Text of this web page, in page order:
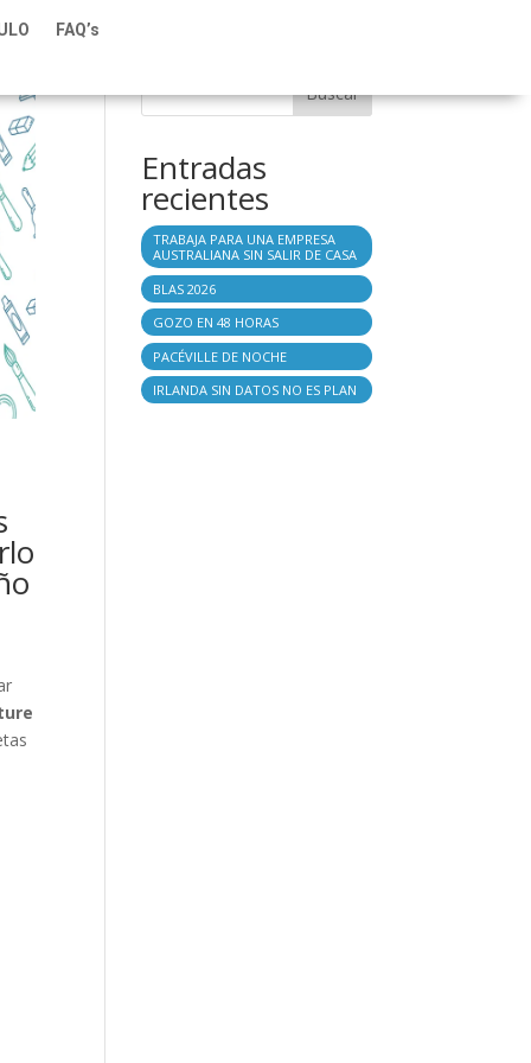
FAQ’s
Buscar
Entradas
recientes
TRABAJA PARA UNA EMPRESA
AUSTRALIANA SIN SALIR DE CASA
BLAS 2026
GOZO EN 48 HORAS
PACÉVILLE DE NOCHE
IRLANDA SIN DATOS NO ES PLAN